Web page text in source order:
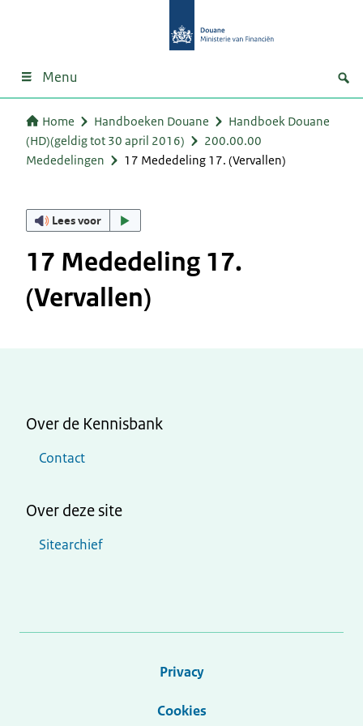
Menu
Home Handboeken Douane
Handboek Douane
(HD)(geldig tot 30 april 2016)
200.00.00
Mededelingen
17 Mededeling 17. (Vervallen)
Lees voor
17 Mededeling 17.
(Vervallen)
Over de Kennisbank
Contact
Over deze site
Sitearchief
Privacy
Cookies